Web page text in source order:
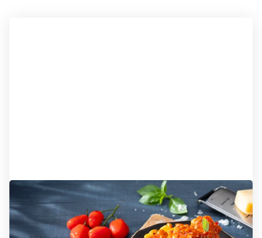
Tip van de chef
Een heerlijke zomer!